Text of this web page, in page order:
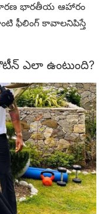
భారతీయ ఆహారం
ఫీలింగ్ కావాలనిపిస్తే
ఎలా ఉంటుంది?